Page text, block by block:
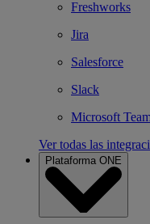
Freshworks
Jira
Salesforce
Slack
Microsoft
Ver todas las
Plataforma ONE